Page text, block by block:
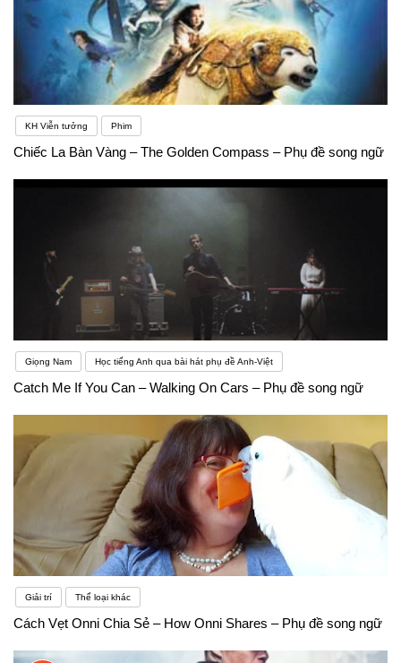
KH Viễn tưởng Phim
Chiếc La Bàn Vàng – The Golden Compass – Phụ đề song ngữ
Giọng Nam Học tiếng Anh qua bài hát phụ đề Anh-Việt
Catch Me If You Can – Walking On Cars – Phụ đề song ngữ
Giải trí Thể loại khác
Cách Vẹt Onni Chia Sẻ – How Onni Shares – Phụ đề song ngữ